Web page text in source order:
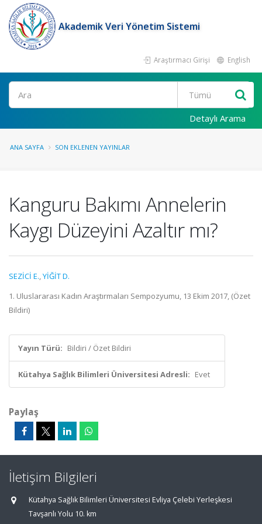
Akademik Veri Yönetim Sistemi
Araştırmacı Girişi English
Ara
Detaylı Arama
ANA SAYFA SON EKLENEN YAYINLAR
Kanguru Bakımı Annelerin
Kaygı Düzeyini Azaltır mı?
SEZİCİ E.,YİĞİT D.
1. Uluslararası Kadın Araştırmaları Sempozyumu, 13 Ekim 2017, (Özet
Bildiri)
Yayın Türü: Bildiri / Özet Bildiri
Kütahya Sağlık Bilimleri Üniversitesi Adresli: Evet
Paylaş
İletişim Bilgileri
Kütahya Sağlık Bilimleri Üniversitesi Evliya Çelebi Yerleşkesi
Tavşanlı Yolu 10. km